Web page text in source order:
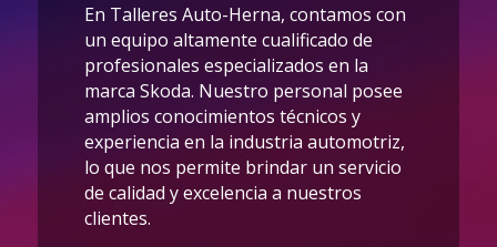
En Talleres Auto-Herna, contamos con
un equipo altamente cualificado de
profesionales especializados en la
marca Skoda. Nuestro personal posee
amplios conocimientos técnicos y
experiencia en la industria automotriz,
lo que nos permite brindar un servicio
de calidad y excelencia a nuestros
clientes.